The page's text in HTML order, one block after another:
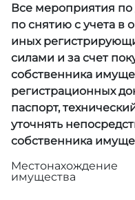
Все мероприятия
по снятию с учета в
иных
силами и за счет
собственника
регистрационных
паспорт,
уточнять
собственника
Местонахождение
имущества